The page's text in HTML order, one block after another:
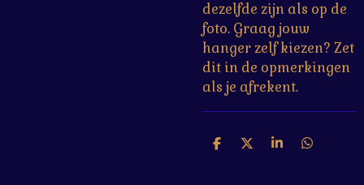
dezelfde zijn als op de
foto. Graag jouw
hanger zelf kiezen? Zet
dit in de opmerkingen
als je afrekent.
D
D
S
D